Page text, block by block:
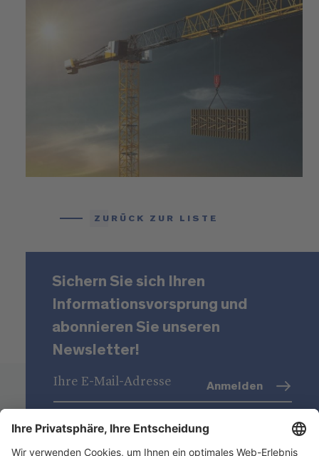
ZURÜCK ZUR LISTE
Sichern Sie sich Ihren
Informationsvorsprung und
abonnieren Sie unseren
Newsletter!
Datenschutz (Info)
Anmelden